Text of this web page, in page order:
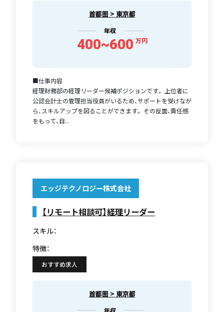
首都圏 > 東京都
年収
400~600 万円
■仕事内容
経理財務部の経理リーダー候補ポジションです。 上位者に
公認会計士の管理担当役員がいるため、サポートを受けなが
ら、スキルアップを図ることができます。 その反面、責任感
をもって、自...
エッジテクノロジー株式会社
【リモート相談可】経理リーダー
スキル：
特徴：
おすすめ求人
首都圏 > 東京都
年収